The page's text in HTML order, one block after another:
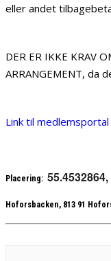
eller andet
DER ER IKKE KRAV
ARRANGEMENT, da
Link til
Placering:
Hoforsbacken, 813 91